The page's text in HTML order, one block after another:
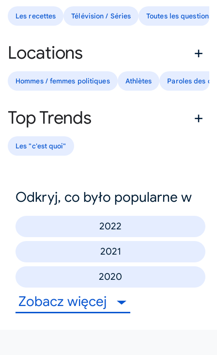
Les recettes Télévision / Séries Toutes les questions
Locations
Hommes / femmes politiques Athlètes Paroles des
Top Trends
Les "c'est quoi"
Odkryj, co było popularne w
2022
2021
2020
Zobacz więcej